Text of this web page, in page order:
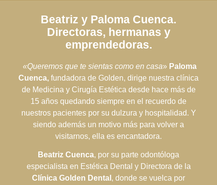
Beatriz y Paloma Cuenca.
Directoras, hermanas y
emprendedoras.
«Queremos que te sientas como en casa» Paloma
Cuenca, fundadora de Golden, dirige nuestra clínica
de Medicina y Cirugía Estética desde hace más de
15 años quedando siempre en el recuerdo de
nuestros pacientes por su dulzura y hospitalidad. Y
siendo además un motivo más para volver a
visitarnos, ella es encantadora.
Beatriz Cuenca, por su parte odontóloga
especialista en Estética Dental y Directora de la
Clínica Golden Dental , donde se vuelca por